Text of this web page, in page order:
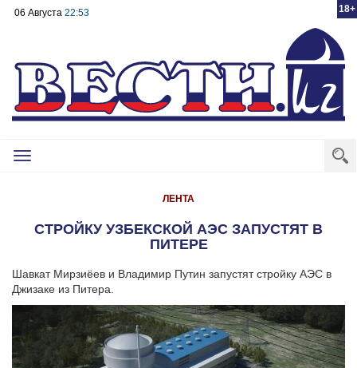
18+
06 Августа 22:53
Toggle
ЛЕНТА
СТРОЙКУ УЗБЕКСКОЙ АЭС ЗАПУСТЯТ В
ПИТЕРЕ
Шавкат Мирзиёев и Владимир Путин запустят стройку АЭС в
Джизаке из Питера.